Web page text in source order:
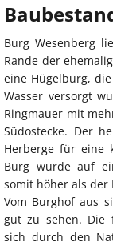
Burg Wesenberg
Rande der
eine Hügelburg,
Wasser versorgt
Ringmauer mit
Südostecke. Der
Herberge für eine
Burg wurde auf
somit höher als der
Vom Burghof aus
gut zu sehen. Die
sich durch den